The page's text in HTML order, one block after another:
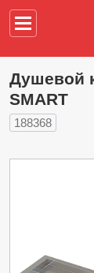
Душевой
SMART
188368